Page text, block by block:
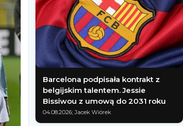
Barcelona podpisała kontrakt z
belgijskim talentem. Jessie
Bissiwou z umową do 2031 roku
04.08.2026; Jacek Wiórek